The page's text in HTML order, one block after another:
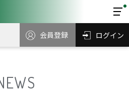
会員登録 ログイン